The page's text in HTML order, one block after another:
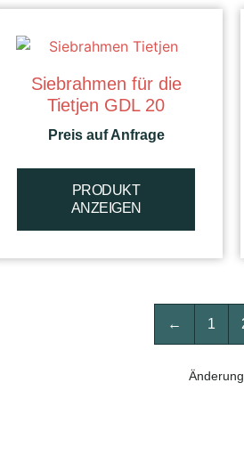
Siebrahmen für die
Tietjen GDL 20
Preis auf Anfrage
PRODUKT
ANZEIGEN
← 1